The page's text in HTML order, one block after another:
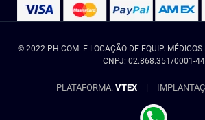
© 2022 PH COM. E LOCAÇÃO DE EQUIP. MÉDICOS
CNPJ: 02.868.351/0001-44
PLATAFORMA: VTEX |